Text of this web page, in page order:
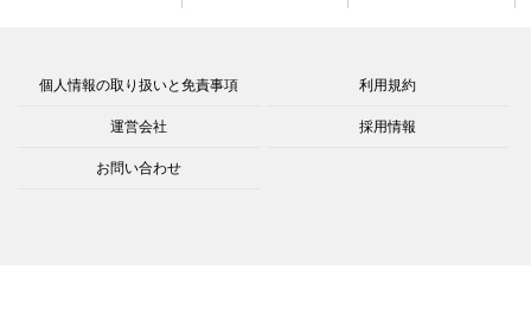
個人情報の取り扱いと免責事項 利用規約
運営会社 採用情報
お問い合わせ